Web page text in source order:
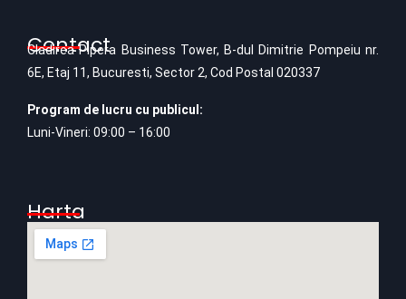
Contact
Cladirea Pipera Business Tower, B-dul Dimitrie Pompeiu nr.
6E, Etaj 11, Bucuresti, Sector 2, Cod Postal 020337
Program de lucru cu publicul:
Luni-Vineri: 09:00 – 16:00
Harta